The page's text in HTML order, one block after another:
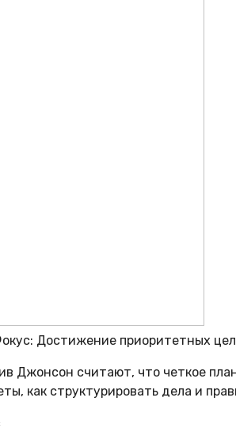
Достижение приоритетных
Джонсон считают, что четкое
как структурировать дела и